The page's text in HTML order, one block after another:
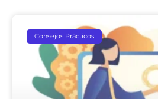
Consejos Prácticos